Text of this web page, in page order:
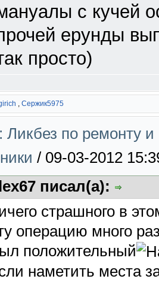
с кучей
ерунды
просто)
, Сержик5975
Ликбез по ремонту
/ 09-03-2012
писал(а):
страшного в
операцию много
положительный
наметить места